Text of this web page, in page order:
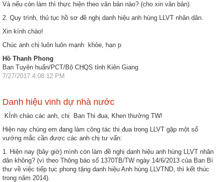
Và nếu còn làm thì thực hiện theo văn bản nào? (cho xin văn bản).
2. Quy trình, thủ tục hồ sơ đề nghị danh hiệu anh hùng LLVT nhân dân.
Xin kính chào!
Chúc anh chị luôn luôn mạnh khỏe, hạn p
Hồ Thanh Phong
Ban Tuyên huấn/PCT/Bộ CHQS tỉnh Kiên Giang
7/27/2017 4:08:12 PM
Danh hiệu vinh dự nhà nước
KÍnh chào các anh, chị Ban Thi đua, Khen thưởng TW!
Hiện nay chúng em đang làm công tác thi đua trong LLVT gặp một số
vướng mắc cần được các anh chị tư vấn:
1. Hiện nay (bây giờ) mình còn làm đề nghị danh hiệu anh hùng LLVT nhân
dân không? (vì theo Thông báo số 1370TB/TW ngày 14/6/2013 của Ban Bí
thư về việc tiếp tục phong tặng danh hiệu Anh hùng LLVTND, thì kết thúc
trong năm 2014).